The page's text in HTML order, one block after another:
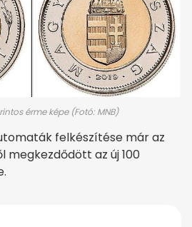
érme képe (Fotó: MNB)
felkészítése már az
az új 100